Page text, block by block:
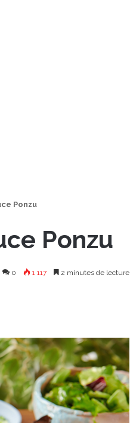
Ponzu
Ponzu
0 1 117 2 minutes de lecture